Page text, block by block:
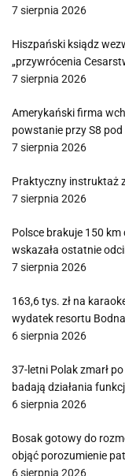
7 sierpnia 2026
Hiszpański ksiądz
„przywrócenia
7 sierpnia 2026
Amerykański firma
powstanie przy S8
7 sierpnia 2026
Praktyczny instruktaż
7 sierpnia 2026
Polsce brakuje 150
wskazała ostatnie
7 sierpnia 2026
163,6 tys. zł na
wydatek resortu
6 sierpnia 2026
37-letni Polak zmarł
badają działania
6 sierpnia 2026
Bosak gotowy do
objąć porozumienie
6 sierpnia 2026